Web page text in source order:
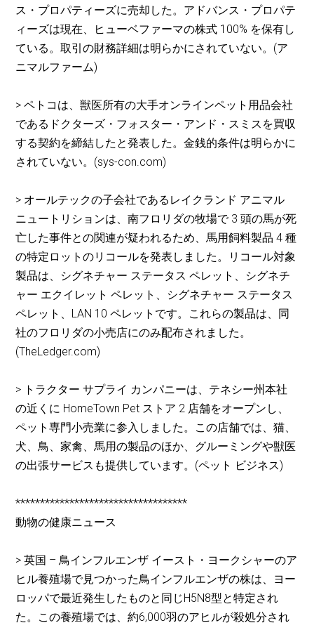
ス・プロパティーズに売却した。アドバンス・プロパテ
ィーズは現在、ヒューベファーマの株式 100% を保有し
ている。取引の財務詳細は明らかにされていない。(ア
ニマルファーム)
> ペトコは、獣医所有の大手オンラインペット用品会社
であるドクターズ・フォスター・アンド・スミスを買収
する契約を締結したと発表した。金銭的条件は明らかに
されていない。(sys-con.com)
> オールテックの子会社であるレイクランド アニマル
ニュートリションは、南フロリダの牧場で 3 頭の馬が死
亡した事件との関連が疑われるため、馬用飼料製品 4 種
の特定ロットのリコールを発表しました。リコール対象
製品は、シグネチャー ステータス ペレット、シグネチ
ャー エクイレット ペレット、シグネチャー ステータス
ペレット、LAN 10 ペレットです。これらの製品は、同
社のフロリダの小売店にのみ配布されました。
(TheLedger.com)
> トラクター サプライ カンパニーは、テネシー州本社
の近くに HomeTown Pet ストア 2 店舗をオープンし、
ペット専門小売業に参入しました。この店舗では、猫、
犬、鳥、家禽、馬用の製品のほか、グルーミングや獣医
の出張サービスも提供しています。(ペット ビジネス)
***********************************
動物の健康ニュース
> 英国 – 鳥インフルエンザ イースト・ヨークシャーのア
ヒル養殖場で見つかった鳥インフルエンザの株は、ヨー
ロッパで最近発生したものと同じH5N8型と特定され
た。この養殖場では、約6,000羽のアヒルが殺処分され